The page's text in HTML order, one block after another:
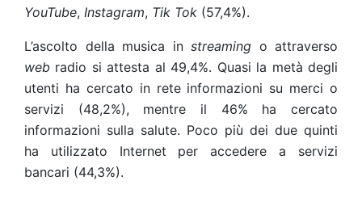
YouTube, Instagram, Tik Tok (57,4%).
L’ascolto della musica in streaming o attraverso
web radio si attesta al 49,4%. Quasi la metà degli
utenti ha cercato in rete informazioni su merci o
servizi (48,2%), mentre il 46% ha cercato
informazioni sulla salute. Poco più dei due quinti
ha utilizzato Internet per accedere a servizi
bancari (44,3%).